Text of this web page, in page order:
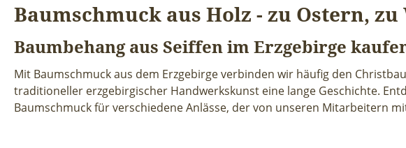
Baumschmuck aus Holz - zu Ostern,
Baumbehang aus Seiffen im Erzgebirge
Mit Baumschmuck aus dem Erzgebirge verbinden wir häufig den
traditioneller erzgebirgischer Handwerkskunst eine lange Geschichte.
Baumschmuck für verschiedene Anlässe, der von unseren Mitarbeitern